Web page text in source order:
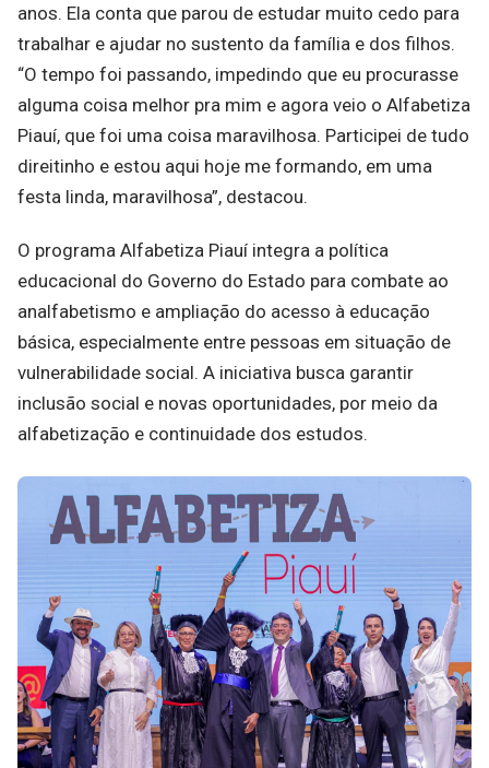
anos. Ela conta que parou de estudar muito cedo para
trabalhar e ajudar no sustento da família e dos filhos.
“O tempo foi passando, impedindo que eu procurasse
alguma coisa melhor pra mim e agora veio o Alfabetiza
Piauí, que foi uma coisa maravilhosa. Participei de tudo
direitinho e estou aqui hoje me formando, em uma
festa linda, maravilhosa”, destacou.
O programa Alfabetiza Piauí integra a política
educacional do Governo do Estado para combate ao
analfabetismo e ampliação do acesso à educação
básica, especialmente entre pessoas em situação de
vulnerabilidade social. A iniciativa busca garantir
inclusão social e novas oportunidades, por meio da
alfabetização e continuidade dos estudos.